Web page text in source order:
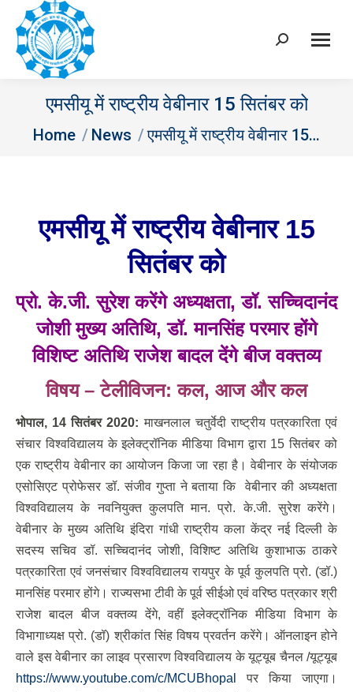
Search:
एमसीयू में राष्ट्रीय वेबीनार 15 सितंबर को
You are here:
Home News एमसीयू में राष्ट्रीय वेबीनार 15…
एमसीयू में राष्ट्रीय वेबीनार 15
सितंबर को
प्रो. के.जी. सुरेश करेंगे अध्यक्षता, डॉ. सच्चिदानंद
जोशी मुख्य अतिथि, डॉ. मानसिंह परमार होंगे
विशिष्ट अतिथि राजेश बादल देंगे बीज वक्तव्य
विषय – टेलीविजन: कल, आज और कल
भोपाल, 14 सितंबर 2020: माखनलाल चतुर्वेदी राष्ट्रीय पत्रकारिता एवं
संचार विश्वविद्यालय के इलेक्ट्रॉनिक मीडिया विभाग द्वारा 15 सितंबर को
एक राष्ट्रीय वेबीनार का आयोजन किजा जा रहा है। वेबीनार के संयोजक
एसोसिएट प्रोफेसर डॉ. संजीव गुप्ता ने बताया कि वेबीनार की अध्यक्षता
विश्वविद्यालय के नवनियुक्त कुलपति मान. प्रो. के.जी. सुरेश करेंगे।
वेबीनार के मुख्य अतिथि इंदिरा गांधी राष्ट्रीय कला केंद्र नई दिल्ली के
सदस्य सचिव डॉ. सच्चिदानंद जोशी, विशिष्ट अतिथि कुशाभाऊ ठाकरे
पत्रकारिता एवं जनसंचार विश्वविद्यालय रायपुर के पूर्व कुलपति प्रो. (डॉ.)
मानसिंह परमार होंगे। राज्यसभा टीवी के पूर्व सीईओ एवं वरिष्ठ पत्रकार श्री
राजेश बादल बीज वक्तव्य देंगे, वहीं इलेक्ट्रॉनिक मीडिया विभाग के
विभागाध्यक्ष प्रो. (डॉ) श्रीकांत सिंह विषय प्रवर्तन करेंगे। ऑनलाइन होने
वाले इस वेबीनार का लाइव प्रसारण विश्वविद्यालय के यूट्यूब चैनल /यूट्यूब
https://www.youtube.com/c/MCUBhopal
पर किया जाएगा।